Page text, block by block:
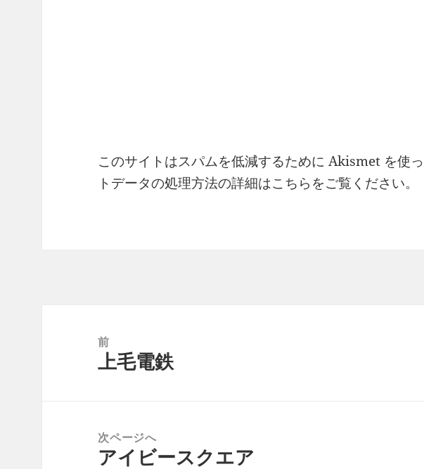
このサイトはスパムを低減するために Akismet を使っ
トデータの処理方法の詳細はこちらをご覧ください。
前
前
上毛電鉄
次ページへ
次
アイビースクエア